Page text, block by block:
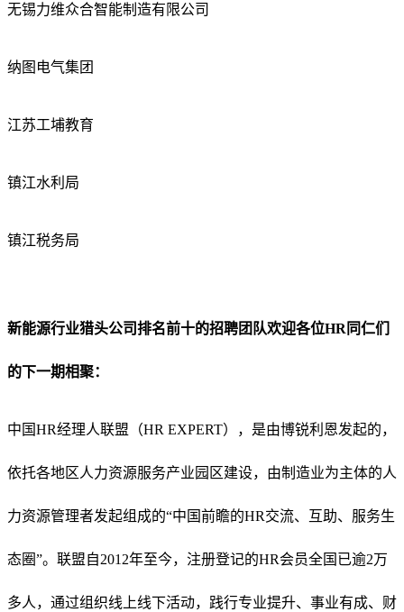
无锡力维众合智能制造有限公司
纳图电气集团
江苏工埔教育
镇江水利局
镇江税务局
新能源行业猎头公司排名前十的招聘团队欢迎各位HR同仁们
的下一期相聚：
中国HR经理人联盟（HR EXPERT），是由博锐利恩发起的，
依托各地区人力资源服务产业园区建设，由制造业为主体的人
力资源管理者发起组成的“中国前瞻的HR交流、互助、服务生
态圈”。联盟自2012年至今，注册登记的HR会员全国已逾2万
多人，通过组织线上线下活动，践行专业提升、事业有成、财